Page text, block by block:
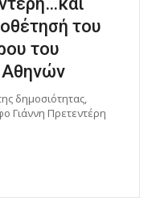
του
του
δημοσιότητας,
Γιάννη Πρετεντέρη